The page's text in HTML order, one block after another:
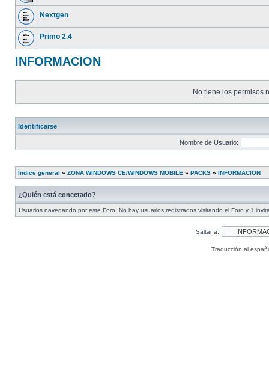
Nextgen
Primo 2.4
INFORMACION
No tiene los permisos
Identificarse
Nombre de Usuario:
Índice general » ZONA WINDOWS CE/WINDOWS MOBILE » PACKS » INFORMACION
¿Quién está conectado?
Usuarios navegando por este Foro: No hay usuarios registrados visitando el Foro y 1
Saltar a:
Traducción al